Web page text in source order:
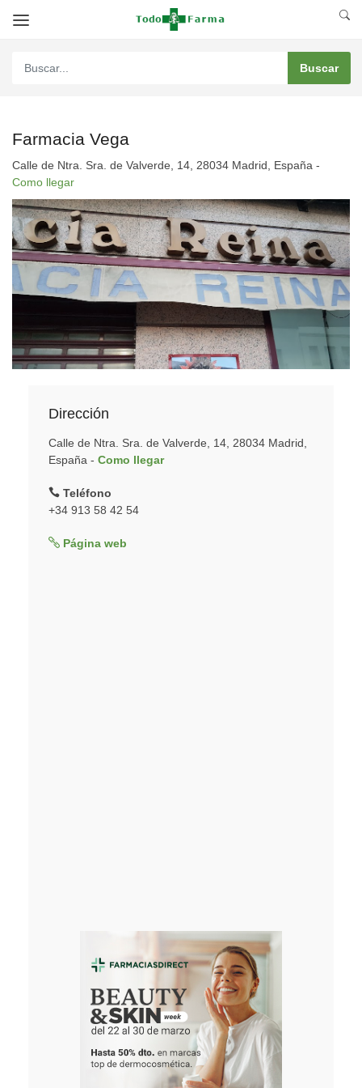
Farmacia Vega
Calle de Ntra. Sra. de Valverde, 14, 28034 Madrid, España -
Como llegar
Dirección
Calle de Ntra. Sra. de Valverde, 14, 28034 Madrid,
España - Como llegar
Teléfono
+34 913 58 42 54
Página web